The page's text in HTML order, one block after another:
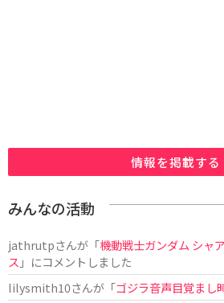
情報を掲載する
みんなの活動
jathrutpさんが「機動戦士ガンダム シャ
ス 」にコメントしました
lilysmith10さんが「ゴジラ音声目覚まし